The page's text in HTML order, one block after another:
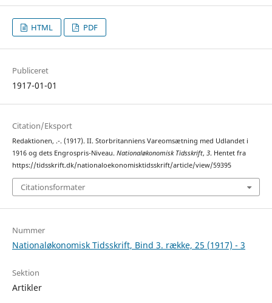
HTML PDF
Publiceret
1917-01-01
Citation/Eksport
Redaktionen, .-. (1917). II. Storbritanniens Vareomsætning med Udlandet i
1916 og dets Engrospris-Niveau. Nationaløkonomisk Tidsskrift, 3. Hentet fra
https://tidsskrift.dk/nationaloekonomisktidsskrift/article/view/59395
Citationsformater
Nummer
Nationaløkonomisk Tidsskrift, Bind 3. række, 25 (1917) - 3
Sektion
Artikler